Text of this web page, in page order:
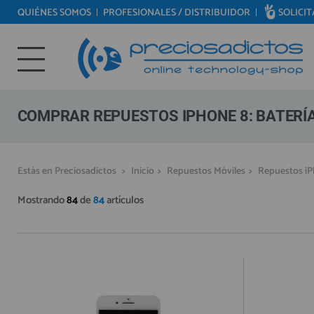
REPUESTOS MÓVILES
REPUESTOS TABLET
REPUESTOS VIDEOCONSOLAS
REPUESTOS OTROS DISPOSITIVOS
MÓVILES REACONDICIONADOS
Bienvenid@ otra vez
YA SOY CLIENTE
Recordarme ¿Olvidó su contraseña?Recordar aquí
QUIÉNES SOMOS PROFESIONALES / DISTRIBUIDOR
COMPRAR REPUESTOS IPHONE 8:
Estás en Preciosadictos > Inicio > Repuestos Móviles > Repuestos
Mostrando84de84artículos